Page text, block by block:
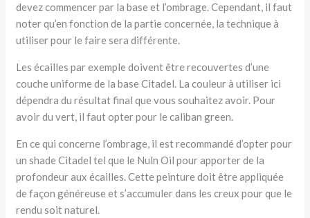
devez commencer par la base et l’ombrage. Cependant, il faut
noter qu’en fonction de la partie concernée, la technique à
utiliser pour le faire sera différente.
Les écailles par exemple doivent être recouvertes d’une
couche uniforme de la base Citadel. La couleur à utiliser ici
dépendra du résultat final que vous souhaitez avoir. Pour
avoir du vert, il faut opter pour le caliban green.
En ce qui concerne l’ombrage, il est recommandé d’opter pour
un shade Citadel tel que le Nuln Oil pour apporter de la
profondeur aux écailles. Cette peinture doit être appliquée
de façon généreuse et s’accumuler dans les creux pour que le
rendu soit naturel.